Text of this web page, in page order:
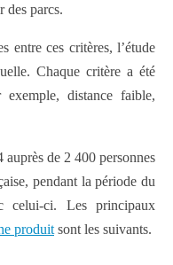
des parcs.
entre ces critères, l’étude
Chaque critère a été
distance faible,
auprès de 2 400 personnes
pendant la période du
celui-ci. Les principaux
produit sont les suivants.